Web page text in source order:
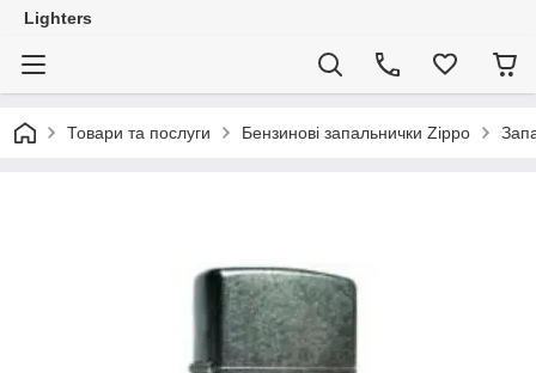
Lighters
Товари та послуги Бензинові запальнички Zippo